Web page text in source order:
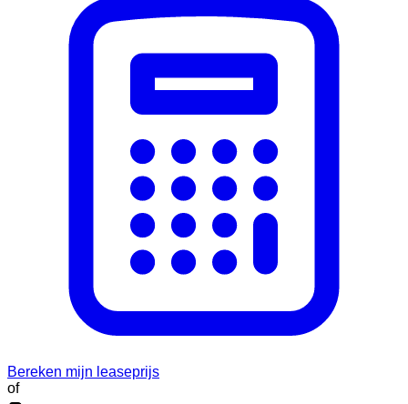
Bereken mijn leaseprijs
of